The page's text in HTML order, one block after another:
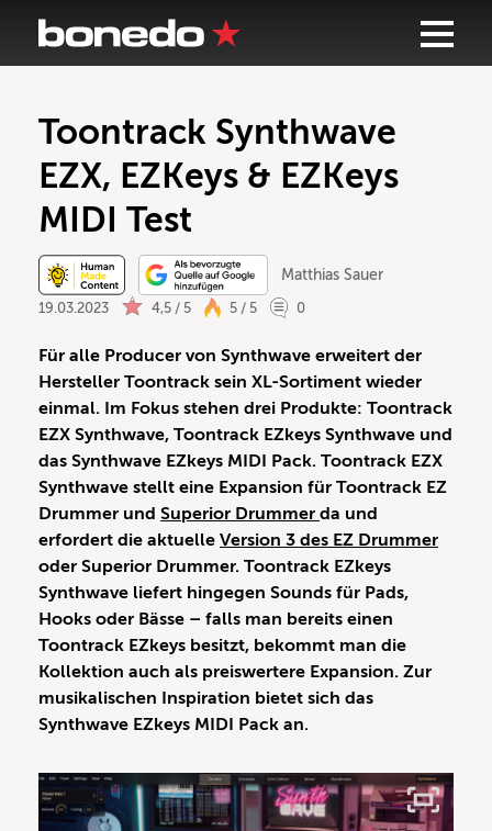
Toontrack Synthwave
EZX, EZKeys & EZKeys
MIDI Test
Matthias Sauer
19.03.2023 4,5 / 5 5 / 5 0
Für alle Producer von Synthwave erweitert der
Hersteller Toontrack sein XL-Sortiment wieder
einmal. Im Fokus stehen drei Produkte: Toontrack
EZX Synthwave, Toontrack EZkeys Synthwave und
das Synthwave EZkeys MIDI Pack. Toontrack EZX
Synthwave stellt eine Expansion für Toontrack EZ
Drummer und Superior Drummer da und
erfordert die aktuelle Version 3 des EZ Drummer
oder Superior Drummer. Toontrack EZkeys
Synthwave liefert hingegen Sounds für Pads,
Hooks oder Bässe – falls man bereits einen
Toontrack EZkeys besitzt, bekommt man die
Kollektion auch als preiswertere Expansion. Zur
musikalischen Inspiration bietet sich das
Synthwave EZkeys MIDI Pack an.